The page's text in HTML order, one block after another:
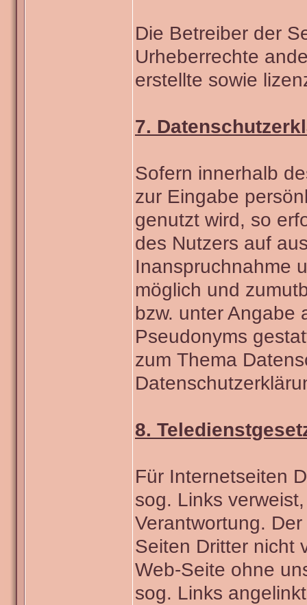
Die Betreiber der
Urheberrechte
erstellte sowie
7.
Sofern innerhalb
zur Eingabe
genutzt wird, so
des Nutzers auf
Inanspruchnahme
möglich und
bzw. unter Angabe
Pseudonyms
zum Thema
8.
Für Internetseiten
sog. Links
Verantwortung.
Seiten Dritter nicht
Web-Seite ohne
sog. Links